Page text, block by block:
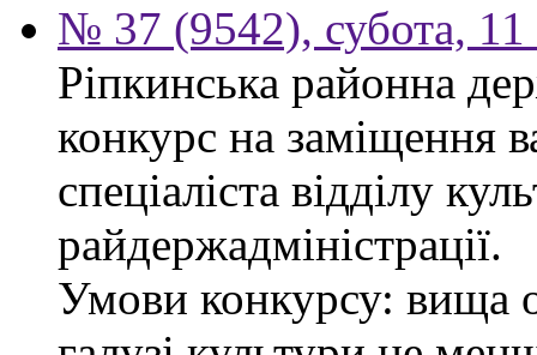
№ 37 (9542), субота, 11
Ріпкинська районна
конкурс на заміщення
спеціаліста відділу
райдержадміністрації.
Умови конкурсу: вища